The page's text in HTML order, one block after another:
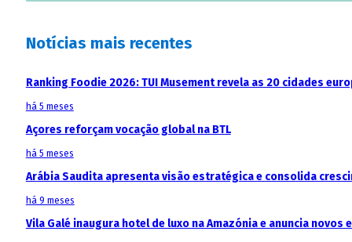
Notícias mais recentes
Ranking Foodie 2026: TUI Musement revela as 20 cidades
há 5 meses
Açores reforçam vocação global na BTL
há 5 meses
Arábia Saudita apresenta visão estratégica e consolida
há 9 meses
Vila Galé inaugura hotel de luxo na Amazónia e anuncia